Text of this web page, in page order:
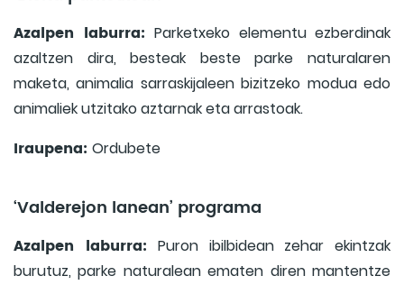
Azalpen laburra: Parketxeko elementu ezberdinak
azaltzen dira, besteak beste parke naturalaren
maketa, animalia sarraskijaleen bizitzeko modua edo
animaliek utzitako aztarnak eta arrastoak.
Iraupena: Ordubete
‘Valderejon lanean’ programa
Azalpen laburra:Puron ibilbidean zehar ekintzak
burutuz, parke naturalean ematen diren mantentze